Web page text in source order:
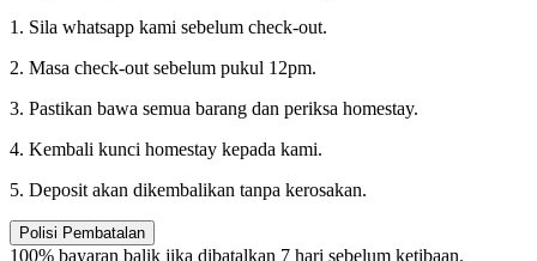
1. Sila whatsapp kami sebelum check-out.
2. Masa check-out sebelum pukul 12pm.
3. Pastikan bawa semua barang dan periksa homestay.
4. Kembali kunci homestay kepada kami.
5. Deposit akan dikembalikan tanpa kerosakan.
Polisi Pembatalan
100% bayaran balik jika dibatalkan 7 hari sebelum ketibaan.